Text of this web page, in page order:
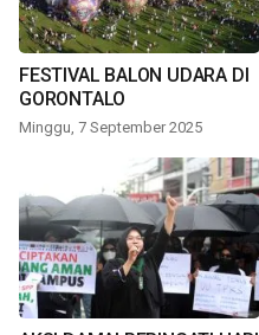
FESTIVAL BALON UDARA DI
GORONTALO
Minggu, 7 September 2025